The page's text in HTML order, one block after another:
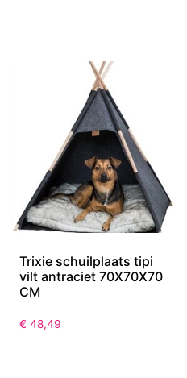
Trixie schuilplaats tipi
vilt antraciet 70X70X70
CM
€ 48,49